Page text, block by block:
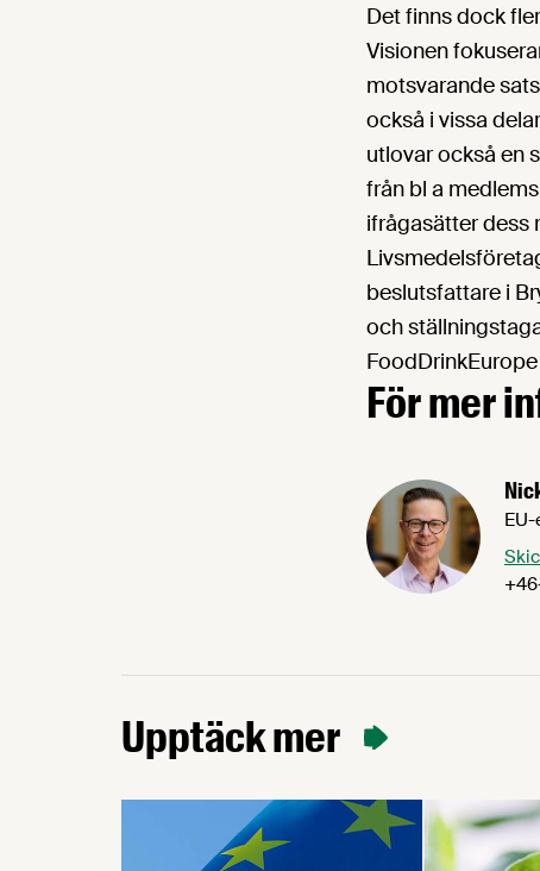
Det finns dock
Visionen
motsvarande
också i vissa
utlovar också en
från bl a
ifrågasätter dess
beslutsfattare i
och
För mer
Upptäck mer